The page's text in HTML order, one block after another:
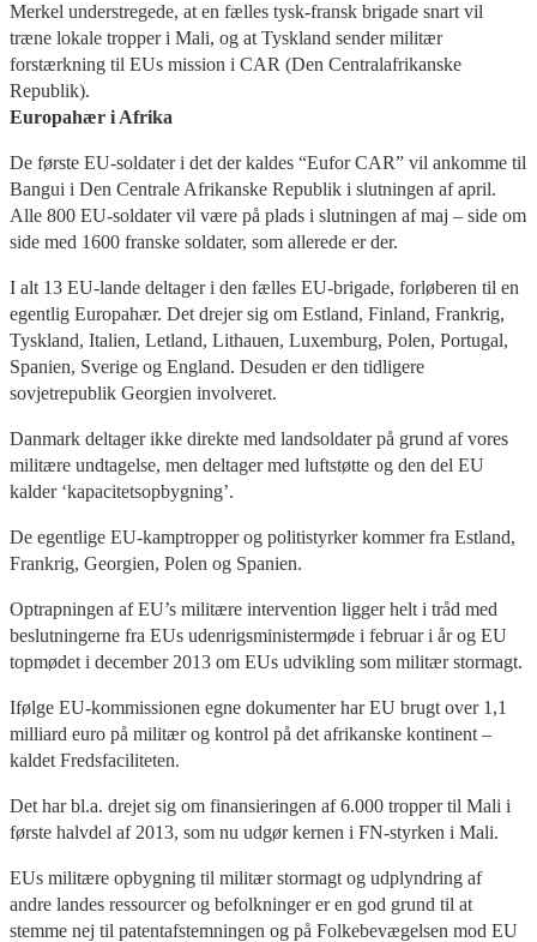
Merkel understregede, at en fælles tysk-fransk brigade snart vil
træne lokale tropper i Mali, og at Tyskland sender militær
forstærkning til EUs mission i CAR (Den Centralafrikanske
Republik).
Europahær i Afrika
De første EU-soldater i det der kaldes “Eufor CAR” vil ankomme til
Bangui i Den Centrale Afrikanske Republik i slutningen af april.
Alle 800 EU-soldater vil være på plads i slutningen af maj – side om
side med 1600 franske soldater, som allerede er der.
I alt 13 EU-lande deltager i den fælles EU-brigade, forløberen til en
egentlig Europahær. Det drejer sig om Estland, Finland, Frankrig,
Tyskland, Italien, Letland, Lithauen, Luxemburg, Polen, Portugal,
Spanien, Sverige og England. Desuden er den tidligere
sovjetrepublik Georgien involveret.
Danmark deltager ikke direkte med landsoldater på grund af vores
militære undtagelse, men deltager med luftstøtte og den del EU
kalder ‘kapacitetsopbygning’.
De egentlige EU-kamptropper og politistyrker kommer fra Estland,
Frankrig, Georgien, Polen og Spanien.
Optrapningen af EU’s militære intervention ligger helt i tråd med
beslutningerne fra EUs udenrigsministermøde i februar i år og EU
topmødet i december 2013 om EUs udvikling som militær stormagt.
Ifølge EU-kommissionen egne dokumenter har EU brugt over 1,1
milliard euro på militær og kontrol på det afrikanske kontinent –
kaldet Fredsfaciliteten.
Det har bl.a. drejet sig om finansieringen af 6.000 tropper til Mali i
første halvdel af 2013, som nu udgør kernen i FN-styrken i Mali.
EUs militære opbygning til militær stormagt og udplyndring af
andre landes ressourcer og befolkninger er en god grund til at
stemme nej til patentafstemningen og på Folkebevægelsen mod EU